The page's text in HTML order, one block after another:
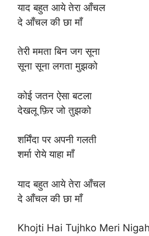
याद बहुत आये तेरा आँचल
दे आँचल की छा माँ
तेरी ममता बिन जग सूना
सूना सूना लगता मुझको
कोई जतन ऐसा बटला
देखलू फ़िर जो तुझको
शर्मिंदा पर अपनी गलती
शर्मा रोये याहा माँ
याद बहुत आये तेरा आँचल
दे आँचल की छा माँ
Khojti Hai Tujhko Meri